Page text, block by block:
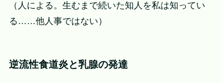
（人による。生むまで続いた知人を私は知ってい
る……他人事ではない）
逆流性食道炎と乳腺の発達